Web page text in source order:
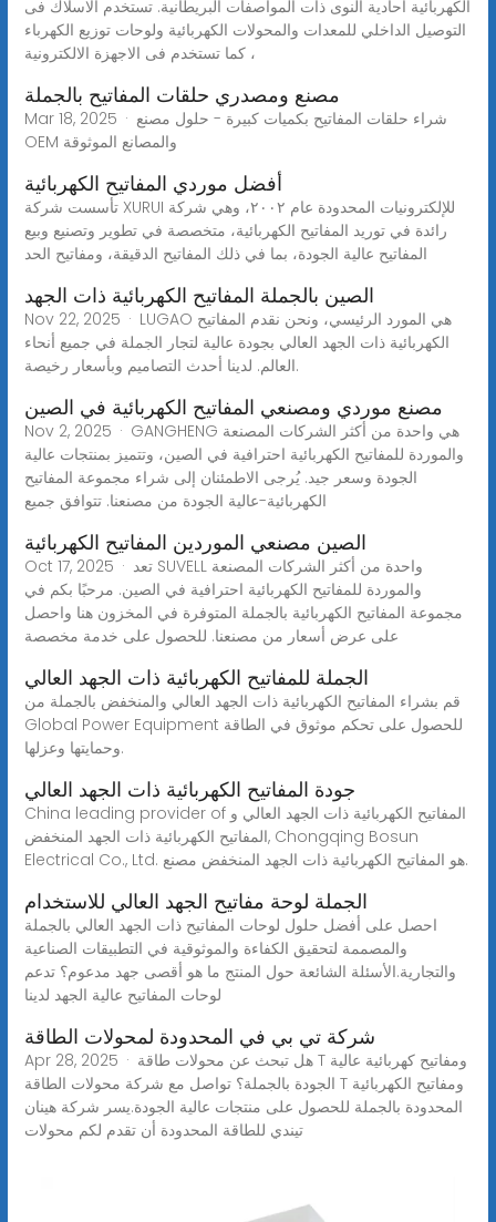
الكهربائية أحادية النوى ذات المواصفات البريطانية. تستخدم الاسلاك فى
التوصيل الداخلي للمعدات والمحولات الكهربائية ولوحات توزيع الكهرباء
، كما تستخدم فى الاجهزة الالكترونية
مصنع ومصدري حلقات المفاتيح بالجملة
Mar 18, 2025 · شراء حلقات المفاتيح بكميات كبيرة - حلول مصنع
OEM والمصانع الموثوقة
أفضل موردي المفاتيح الكهربائية
تأسست شركة XURUI للإلكترونيات المحدودة عام ٢٠٠٢، وهي شركة
رائدة في توريد المفاتيح الكهربائية، متخصصة في تطوير وتصنيع وبيع
المفاتيح عالية الجودة، بما في ذلك المفاتيح الدقيقة، ومفاتيح الحد
الصين بالجملة المفاتيح الكهربائية ذات الجهد
Nov 22, 2025 · LUGAO هي المورد الرئيسي، ونحن نقدم المفاتيح
الكهربائية ذات الجهد العالي بجودة عالية لتجار الجملة في جميع أنحاء
العالم. لدينا أحدث التصاميم وبأسعار رخيصة.
مصنع موردي ومصنعي المفاتيح الكهربائية في الصين
Nov 2, 2025 · GANGHENG هي واحدة من أكثر الشركات المصنعة
والموردة للمفاتيح الكهربائية احترافية في الصين، وتتميز بمنتجات عالية
الجودة وسعر جيد. يُرجى الاطمئنان إلى شراء مجموعة المفاتيح
الكهربائية-عالية الجودة من مصنعنا. تتوافق جميع
الصين مصنعي الموردين المفاتيح الكهربائية
Oct 17, 2025 · تعد SUVELL واحدة من أكثر الشركات المصنعة
والموردة للمفاتيح الكهربائية احترافية في الصين. مرحبًا بكم في
مجموعة المفاتيح الكهربائية بالجملة المتوفرة في المخزون هنا واحصل
على عرض أسعار من مصنعنا. للحصول على خدمة مخصصة
الجملة للمفاتيح الكهربائية ذات الجهد العالي
قم بشراء المفاتيح الكهربائية ذات الجهد العالي والمنخفض بالجملة من
Global Power Equipment للحصول على تحكم موثوق في الطاقة
وحمايتها وعزلها.
جودة المفاتيح الكهربائية ذات الجهد العالي
China leading provider of المفاتيح الكهربائية ذات الجهد العالي و
المفاتيح الكهربائية ذات الجهد المنخفض, Chongqing Bosun
Electrical Co., Ltd. هو المفاتيح الكهربائية ذات الجهد المنخفض مصنع.
الجملة لوحة مفاتيح الجهد العالي للاستخدام
احصل على أفضل حلول لوحات المفاتيح ذات الجهد العالي بالجملة
والمصممة لتحقيق الكفاءة والموثوقية في التطبيقات الصناعية
والتجارية.الأسئلة الشائعة حول المنتج ما هو أقصى جهد مدعوم؟ تدعم
لوحات المفاتيح عالية الجهد لدينا
شركة تي بي في المحدودة لمحولات الطاقة
Apr 28, 2025 · هل تبحث عن محولات طاقة T ومفاتيح كهربائية عالية
الجودة بالجملة؟ تواصل مع شركة محولات الطاقة T ومفاتيح الكهربائية
المحدودة بالجملة للحصول على منتجات عالية الجودة.يسر شركة هينان
تيندي للطاقة المحدودة أن تقدم لكم محولات